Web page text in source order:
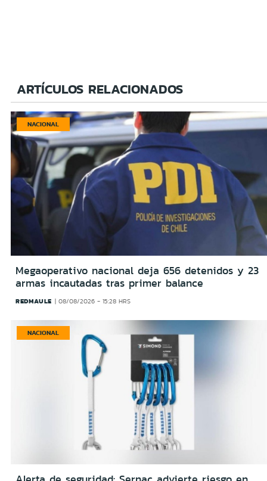
ARTÍCULOS RELACIONADOS
NACIONAL
Megaoperativo nacional deja 656 detenidos y 23
armas incautadas tras primer balance
REDMAULE 08/08/2026 - 15:28 HRS
NACIONAL